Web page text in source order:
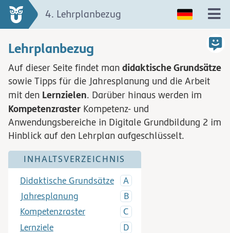
Lehrplanbezug
Auf dieser Seite findet man didaktische Grundsätze
sowie Tipps für die Jahresplanung und die Arbeit
mit den Lernzielen. Darüber hinaus werden im
Kompetenzraster Kompetenz- und
Anwendungsbereiche in Digitale Grundbildung 2 im
Hinblick auf den Lehrplan aufgeschlüsselt.
INHALTSVERZEICHNIS
Didaktische Grundsätze
Jahresplanung
Kompetenzraster
Lernziele
4. Lehrplanbezug